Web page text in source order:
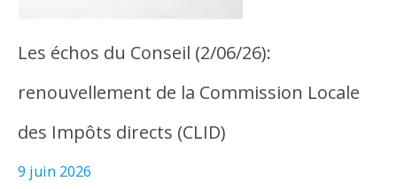
Les échos du Conseil (2/06/26):
renouvellement de la Commission Locale
des Impôts directs (CLID)
9 juin 2026